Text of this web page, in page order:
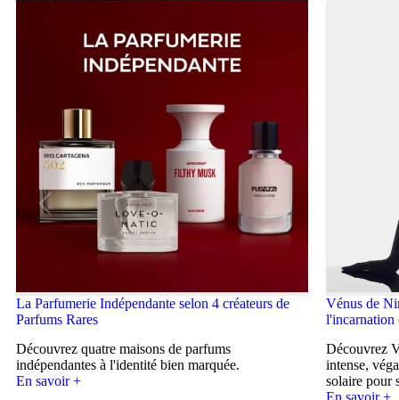
La Parfumerie Indépendante selon 4 créateurs de
Parfums Rares
Découvrez quatre maisons de parfums
indépendantes à l'identité bien marquée.
En savoir +
Vénus de
l'incarnation
Découvrez
intense,
solaire pour